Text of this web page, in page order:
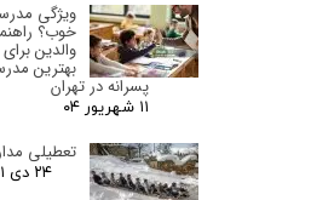
ویژگی
خوب؟
والدین
بهترین
پسرانه در تهران
۱۱ شهریور ۰۴
تعطیلی
۲۴ دی ۰۱